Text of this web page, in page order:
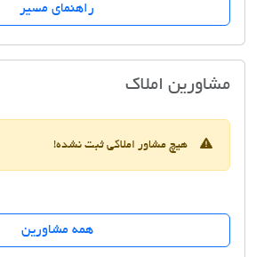
راهنمای مسیر
مشاورین املاکمشاورِ سرمایه
هیچ مشاور املاکی ثبت نشده!
همه مشاورین